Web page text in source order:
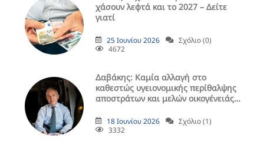
χάσουν λεφτά και το 2027 – Δείτε
γιατί
25 Ιουνίου 2026
Σχόλιο (0)
4672
Δαβάκης: Καμία αλλαγή στο
καθεστώς υγειονομικής περίθαλψης
αποστράτων και μελών οικογένειάς
18 Ιουνίου 2026
Σχόλιο (1)
3332